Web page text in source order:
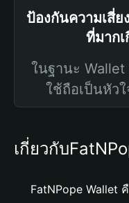
ป้องกันความเสี่
ที่มาก
ในฐานะ
ใช้ถือเป็นหัว
เกี่ยวกับ
FatNPope Wallet